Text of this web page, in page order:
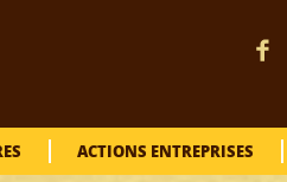
ACTIONS ENTREPRISES